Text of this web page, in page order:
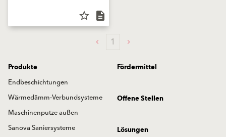
star_border description
1
Produkte
Endbeschichtungen
Wärmedämm-Verbundsysteme
Maschinenputze außen
Sanova Saniersysteme
Fördermittel
Offene Stellen
Lösungen